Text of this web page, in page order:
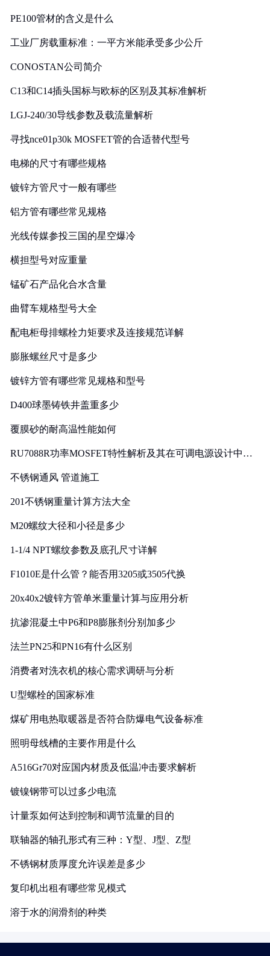
PE100管材的含义是什么
工业厂房载重标准：一平方米能承受多少公斤
CONOSTAN公司简介
C13和C14插头国标与欧标的区别及其标准解析
LGJ-240/30导线参数及载流量解析
寻找nce01p30k MOSFET管的合适替代型号
电梯的尺寸有哪些规格
镀锌方管尺寸一般有哪些
铝方管有哪些常见规格
光线传媒参投三国的星空爆冷
横担型号对应重量
锰矿石产品化合水含量
曲臂车规格型号大全
配电柜母排螺栓力矩要求及连接规范详解
膨胀螺丝尺寸是多少
镀锌方管有哪些常见规格和型号
D400球墨铸铁井盖重多少
覆膜砂的耐高温性能如何
RU7088R功率MOSFET特性解析及其在可调电源设计中的
不锈钢通风 管道施工
201不锈钢重量计算方法大全
M20螺纹大径和小径是多少
1-1/4 NPT螺纹参数及底孔尺寸详解
F1010E是什么管？能否用3205或3505代换
20x40x2镀锌方管单米重量计算与应用分析
抗渗混凝土中P6和P8膨胀剂分别加多少
法兰PN25和PN16有什么区别
消费者对洗衣机的核心需求调研与分析
U型螺栓的国家标准
煤矿用电热取暖器是否符合防爆电气设备标准
照明母线槽的主要作用是什么
A516Gr70对应国内材质及低温冲击要求解析
镀镍钢带可以过多少电流
计量泵如何达到控制和调节流量的目的
联轴器的轴孔形式有三种：Y型、J型、Z型
不锈钢材质厚度允许误差是多少
复印机出租有哪些常见模式
溶于水的润滑剂的种类